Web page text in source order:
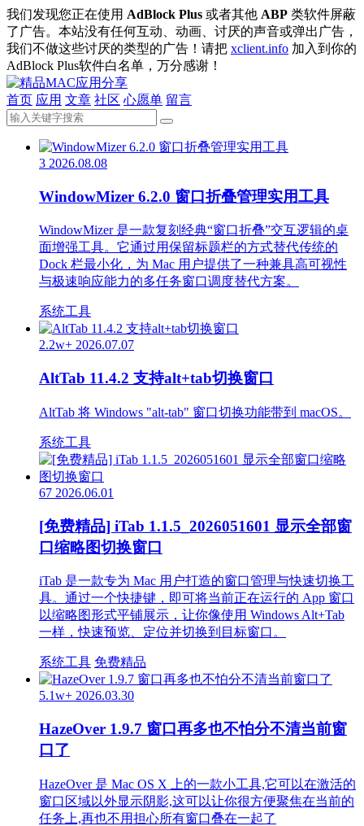
我们发现您正在使用 AdBlock Plus 或者其他 ABP 类软件屏蔽
了广告。本站没有任何互动、动画、讨厌的声音或弹出广告，
我们不做这些讨厌的类型的广告！请把 xclient.info 加入到你的
AdBlock Plus软件白名单，万分感谢！
首页 应用 文章 社区 心愿单 留言
3 2026.08.08
WindowMizer 6.2.0 窗口折叠管理实用工具
WindowMizer 是一款复刻经典“窗口折叠”交互逻辑的桌
面增强工具。它通过用保留标题栏的方式替代传统的
Dock 栏最小化，为 Mac 用户提供了一种兼具高可视性
与极速响应能力的多任务窗口调度替代方案。
系统工具
2.2w+ 2026.07.07
AltTab 11.4.2 支持alt+tab切换窗口
AltTab 将 Windows "alt-tab" 窗口切换功能带到 macOS。
系统工具
67 2026.06.01
[免费精品] iTab 1.1.5_2026051601 显示全部窗
口缩略图切换窗口
iTab 是一款专为 Mac 用户打造的窗口管理与快速切换工
具。通过一个快捷键，即可将当前正在运行的 App 窗口
以缩略图形式平铺展示，让你像使用 Windows Alt+Tab
一样，快速预览、定位并切换到目标窗口。
系统工具 免费精品
5.1w+ 2026.03.30
HazeOver 1.9.7 窗口再多也不怕分不清当前窗
口了
HazeOver 是 Mac OS X 上的一款小工具,它可以在激活的
窗口区域以外显示阴影,这可以让你很方便聚焦在当前的
任务上,再也不用担心所有窗口叠在一起了